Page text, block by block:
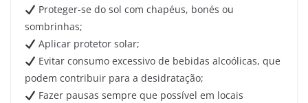
Proteger-se do sol com chapéus, bonés ou
sombrinhas;
Aplicar protetor solar;
Evitar consumo excessivo de bebidas alcoólicas, que
podem contribuir para a desidratação;
Fazer pausas sempre que possível em locais